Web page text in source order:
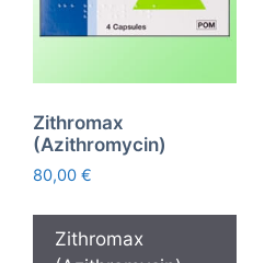
Zithromax
(Azithromycin)
80,00 €
Zithromax